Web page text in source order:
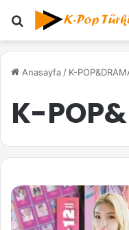
Anasayfa / K-
K-